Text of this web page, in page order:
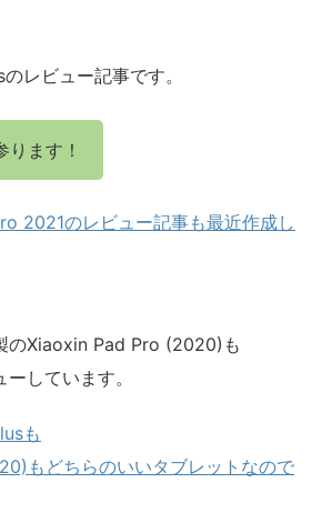
レビュー記事です。
ります！
2021のレビュー記事も最近作成し
のXiaoxin Pad Pro (2020)も
しています。
も
もどちらのいいタブレットなので